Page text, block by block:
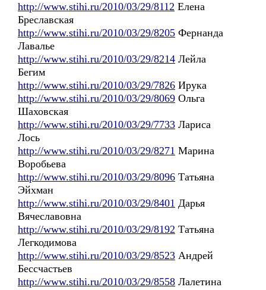
http://www.stihi.ru/2010/03/29/8112 Елена
Бреславская
http://www.stihi.ru/2010/03/29/8205 Фернанда
Лавалье
http://www.stihi.ru/2010/03/29/8214 Лейла
Бегим
http://www.stihi.ru/2010/03/29/7826 Ирука
http://www.stihi.ru/2010/03/29/8069 Ольга
Шаховская
http://www.stihi.ru/2010/03/29/7733 Лариса
Лось
http://www.stihi.ru/2010/03/29/8271 Марина
Воробьева
http://www.stihi.ru/2010/03/29/8096 Татьяна
Эйхман
http://www.stihi.ru/2010/03/29/8401 Дарья
Вячеславовна
http://www.stihi.ru/2010/03/29/8192 Татьяна
Легкодимова
http://www.stihi.ru/2010/03/29/8523 Андрей
Бессчастьев
http://www.stihi.ru/2010/03/29/8558 Лалетина